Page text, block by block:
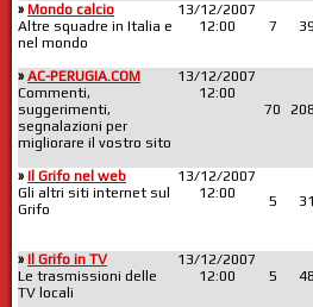
» Mondo calcio
Altre squadre in Italia e
nel mondo
13/12/2007
12:00
7 39
» AC-PERUGIA.COM
Commenti,
suggerimenti,
segnalazioni per
migliorare il vostro sito
13/12/2007
12:00
70
» Il Grifo nel web
Gli altri siti internet sul
Grifo
13/12/2007
12:00
5 31
» Il Grifo in TV
Le trasmissioni delle
TV locali
13/12/2007
12:00
5 48